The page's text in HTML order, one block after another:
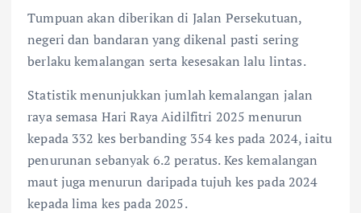
Tumpuan akan diberikan di Jalan Persekutuan,
negeri dan bandaran yang dikenal pasti sering
berlaku kemalangan serta kesesakan lalu lintas.
Statistik menunjukkan jumlah kemalangan jalan
raya semasa Hari Raya Aidilfitri 2025 menurun
kepada 332 kes berbanding 354 kes pada 2024, iaitu
penurunan sebanyak 6.2 peratus. Kes kemalangan
maut juga menurun daripada tujuh kes pada 2024
kepada lima kes pada 2025.